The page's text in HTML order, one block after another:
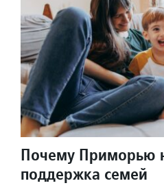
Почему Приморью
поддержка семей